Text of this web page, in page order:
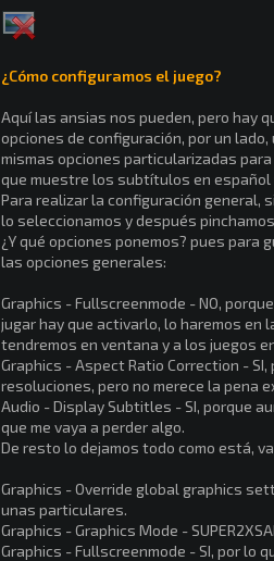
¿Cómo configuramos el juego?
Aquí las ansias nos pueden, pero hay
opciones de configuración, por un
mismas opciones particularizadas
que muestre los subtítulos en español
Para realizar la configuración general,
lo seleccionamos y después
¿Y qué opciones ponemos? pues para
las opciones generales:
Graphics - Fullscreenmode - NO,
jugar hay que activarlo, lo haremos en
tendremos en ventana y a los juegos en
Graphics - Aspect Ratio Correction -
resoluciones, pero no merece la pena
Audio - Display Subtitles - SI, porque
que me vaya a perder algo.
De resto lo dejamos todo como está,
Graphics - Override global graphics
unas particulares.
Graphics - Graphics Mode -
Graphics - Fullscreenmode - SI, por lo